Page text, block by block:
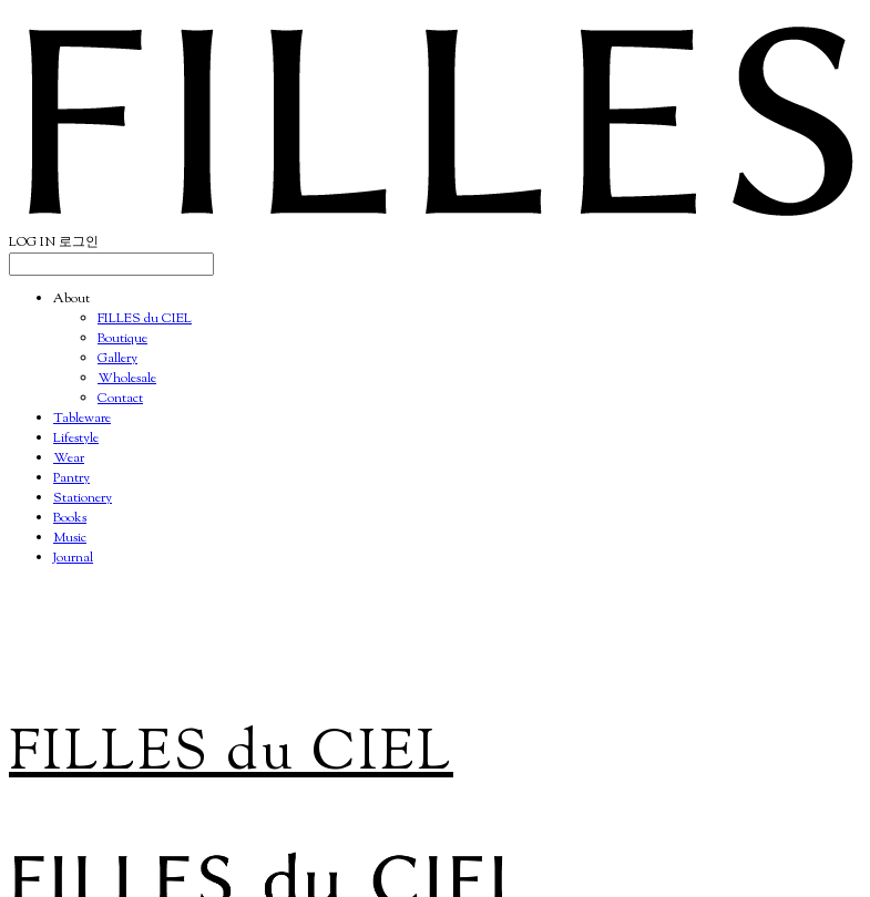
LOG IN 로그인
About
FILLES du CIEL
Boutique
Gallery
Wholesale
Contact
Tableware
Lifestyle
Wear
Pantry
Stationery
Books
Music
Journal
FILLES du CIEL